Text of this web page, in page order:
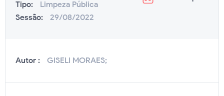
Tipo:
Limpeza Pública
Sessão:
29/08/2022
Autor : GISELI MORAES;